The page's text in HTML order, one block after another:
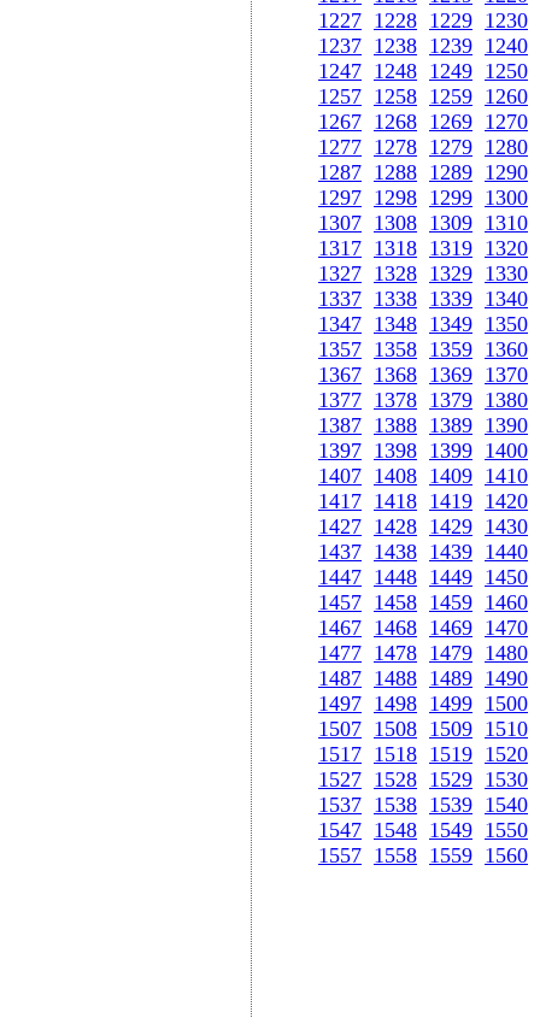
1227 1228 1229 1230
1237 1238 1239 1240
1247 1248 1249 1250
1257 1258 1259 1260
1267 1268 1269 1270
1277 1278 1279 1280
1287 1288 1289 1290
1297 1298 1299 1300
1307 1308 1309 1310
1317 1318 1319 1320
1327 1328 1329 1330
1337 1338 1339 1340
1347 1348 1349 1350
1357 1358 1359 1360
1367 1368 1369 1370
1377 1378 1379 1380
1387 1388 1389 1390
1397 1398 1399 1400
1407 1408 1409 1410
1417 1418 1419 1420
1427 1428 1429 1430
1437 1438 1439 1440
1447 1448 1449 1450
1457 1458 1459 1460
1467 1468 1469 1470
1477 1478 1479 1480
1487 1488 1489 1490
1497 1498 1499 1500
1507 1508 1509 1510
1517 1518 1519 1520
1527 1528 1529 1530
1537 1538 1539 1540
1547 1548 1549 1550
1557 1558 1559 1560